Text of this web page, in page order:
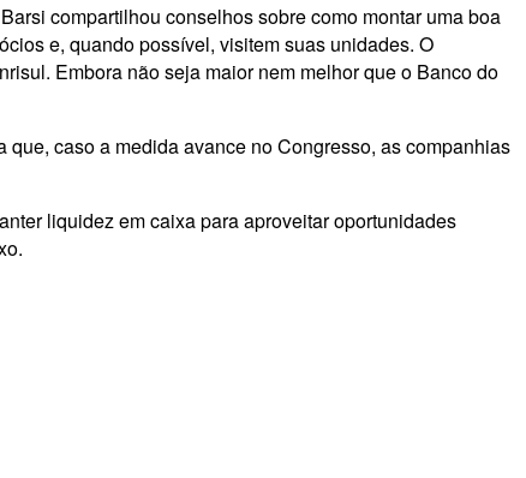
compartilhou conselhos sobre como montar uma boa
e, quando possível, visitem suas unidades. O
Embora não seja maior nem melhor que o Banco do
caso a medida avance no Congresso, as companhias
liquidez em caixa para aproveitar oportunidades